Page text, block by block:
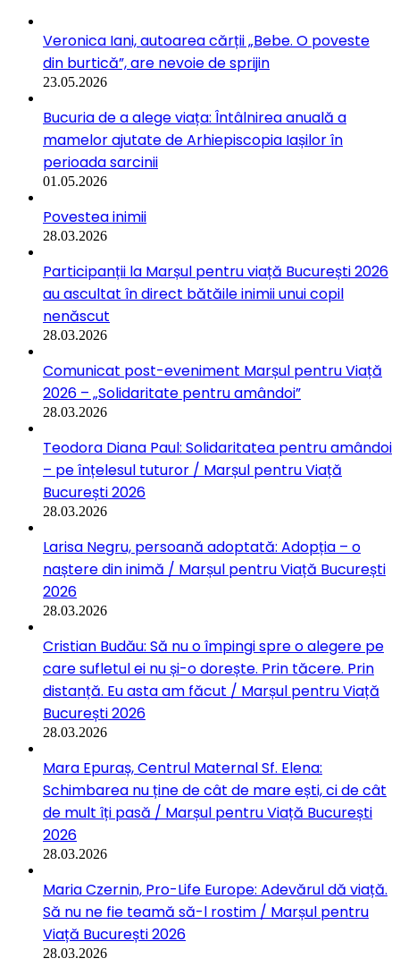
Veronica Iani, autoarea cărții „Bebe. O poveste
din burtică”, are nevoie de sprijin
23.05.2026
Bucuria de a alege viața: Întâlnirea anuală a
mamelor ajutate de Arhiepiscopia Iașilor în
perioada sarcinii
01.05.2026
Povestea inimii
28.03.2026
Participanții la Marșul pentru viață București 2026
au ascultat în direct bătăile inimii unui copil
nenăscut
28.03.2026
Comunicat post-eveniment Marșul pentru Viață
2026 – „Solidaritate pentru amândoi”
28.03.2026
Teodora Diana Paul: Solidaritatea pentru amândoi
– pe înțelesul tuturor / Marșul pentru Viață
București 2026
28.03.2026
Larisa Negru, persoană adoptată: Adopția – o
naștere din inimă / Marșul pentru Viață București
2026
28.03.2026
Cristian Budău: Să nu o împingi spre o alegere pe
care sufletul ei nu și-o dorește. Prin tăcere. Prin
distanță. Eu asta am făcut / Marșul pentru Viață
București 2026
28.03.2026
Mara Epuraș, Centrul Maternal Sf. Elena:
Schimbarea nu ține de cât de mare ești, ci de cât
de mult îți pasă / Marșul pentru Viață București
2026
28.03.2026
Maria Czernin, Pro-Life Europe: Adevărul dă viață.
Să nu ne fie teamă să-l rostim / Marșul pentru
Viață București 2026
28.03.2026